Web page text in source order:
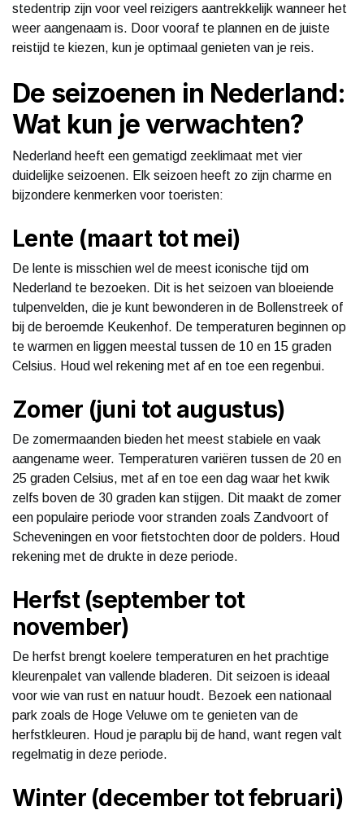
stedentrip zijn voor veel reizigers aantrekkelijk wanneer het
weer aangenaam is. Door vooraf te plannen en de juiste
reistijd te kiezen, kun je optimaal genieten van je reis.
De seizoenen in Nederland:
Wat kun je verwachten?
Nederland heeft een gematigd zeeklimaat met vier
duidelijke seizoenen. Elk seizoen heeft zo zijn charme en
bijzondere kenmerken voor toeristen:
Lente (maart tot mei)
De lente is misschien wel de meest iconische tijd om
Nederland te bezoeken. Dit is het seizoen van bloeiende
tulpenvelden, die je kunt bewonderen in de Bollenstreek of
bij de beroemde Keukenhof. De temperaturen beginnen op
te warmen en liggen meestal tussen de 10 en 15 graden
Celsius. Houd wel rekening met af en toe een regenbui.
Zomer (juni tot augustus)
De zomermaanden bieden het meest stabiele en vaak
aangename weer. Temperaturen variëren tussen de 20 en
25 graden Celsius, met af en toe een dag waar het kwik
zelfs boven de 30 graden kan stijgen. Dit maakt de zomer
een populaire periode voor stranden zoals Zandvoort of
Scheveningen en voor fietstochten door de polders. Houd
rekening met de drukte in deze periode.
Herfst (september tot
november)
De herfst brengt koelere temperaturen en het prachtige
kleurenpalet van vallende bladeren. Dit seizoen is ideaal
voor wie van rust en natuur houdt. Bezoek een nationaal
park zoals de Hoge Veluwe om te genieten van de
herfstkleuren. Houd je paraplu bij de hand, want regen valt
regelmatig in deze periode.
Winter (december tot februari)